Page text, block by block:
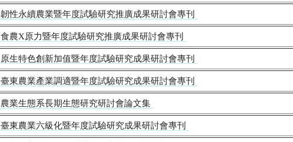
韌性永續農業暨年度試驗研究推廣成果研討會專刊
食農X原力暨年度試驗研究推廣成果研討會專刊
原生特色創新加值暨年度試驗研究成果研討會專刊
臺東農業產業調適暨年度試驗研究成果研討會專刊
農業生態系長期生態研究研討會論文集
臺東農業六級化暨年度試驗研究成果研討會專刊